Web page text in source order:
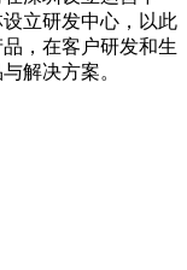
立研发中心，以此
，在客户研发和生
解决方案。